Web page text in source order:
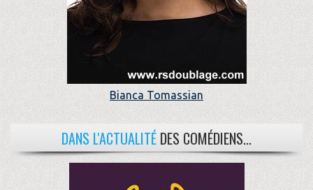
Bianca Tomassian
DANS L'ACTUALITÉ DES COMÉDIENS...